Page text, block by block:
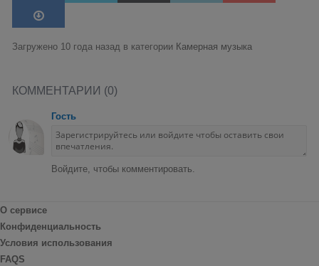
Загружено 10 года назад в категории Камерная музыка
КОММЕНТАРИИ (0)
Гость
Войдите, чтобы комментировать.
О сервисе
Конфиденциальность
Условия использования
FAQS